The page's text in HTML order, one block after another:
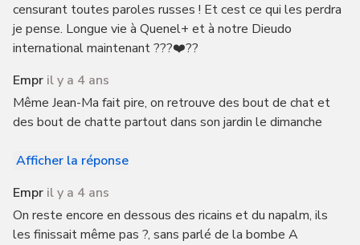
censurant toutes paroles russes ! Et cest ce qui les perdra
je pense. Longue vie à Quenel+ et à notre Dieudo
international maintenant ???❤️??
Empr il y a 4 ans
Même Jean-Ma fait pire, on retrouve des bout de chat et
des bout de chatte partout dans son jardin le dimanche
Afficher la réponse
Empr il y a 4 ans
On reste encore en dessous des ricains et du napalm, ils
les finissait même pas ?, sans parlé de la bombe A